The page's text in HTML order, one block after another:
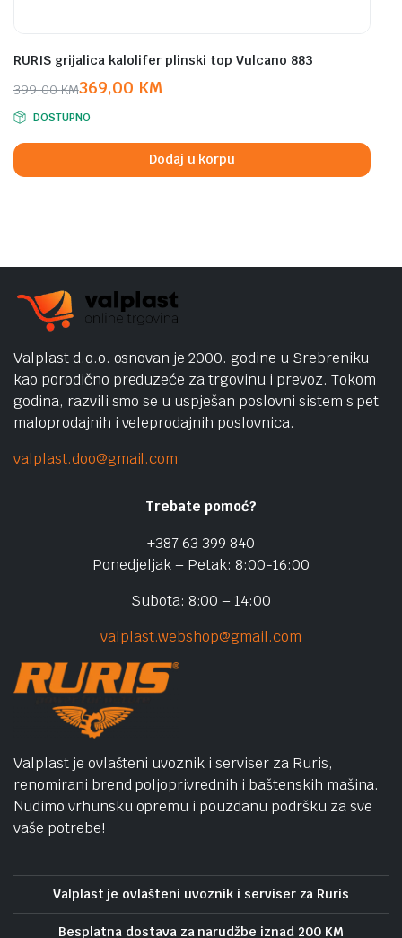
RURIS grijalica kalolifer plinski top Vulcano 883
399,00KM
Original
price
was:
399,00 KM.
369,00 KM
Current
price
is:
369,00 KM.
DOSTUPNO
Dodaj u korpu
Valplast d.o.o. osnovan je 2000. godine u Srebreniku
kao porodično preduzeće za trgovinu i prevoz. Tokom
godina, razvili smo se u uspješan poslovni sistem s pet
maloprodajnih i veleprodajnih poslovnica.
valplast.doo@gmail.com
Trebate pomoć?
+387 63 399 840
Ponedjeljak – Petak: 8:00-16:00
Subota: 8:00 – 14:00
valplast.webshop@gmail.com
Valplast je ovlašteni uvoznik i serviser za Ruris,
renomirani brend poljoprivrednih i baštenskih mašina.
Nudimo vrhunsku opremu i pouzdanu podršku za sve
vaše potrebe!
Valplast je ovlašteni uvoznik i serviser za Ruris
Besplatna dostava za narudžbe iznad 200 KM